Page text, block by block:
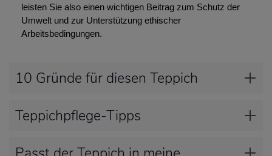
leisten Sie also einen wichtigen Beitrag zum Schutz der
Umwelt und zur Unterstützung ethischer
Arbeitsbedingungen.
10 Gründe für diesen Teppich
Teppichpflege-Tipps